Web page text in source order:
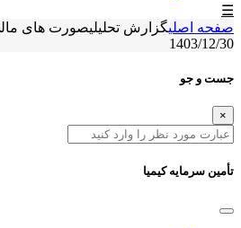
☰
صفحه اصلیگزارش تحلیلی
1403/12/30
جست و جو
×
تأمین سرمایه کیمیا